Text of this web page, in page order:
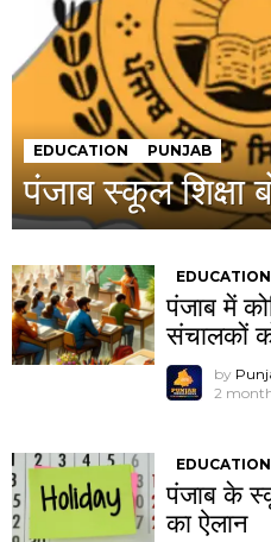
EDUCATION PUNJAB
पंजाब स्कूल शिक्षा
EDUCATION
पंजाब में
संचालकों
by
2
EDUCATION
पंजाब के
का ऐलान